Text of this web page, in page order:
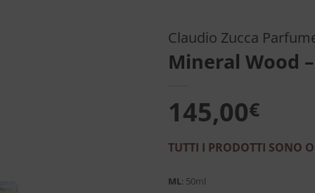
Claudio Zucca
Mineral Wood
145,00€
TUTTI I PRODOTTI SONO
ML: 50ml